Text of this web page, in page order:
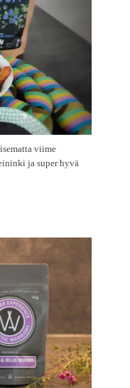
viime
ja super hyvä